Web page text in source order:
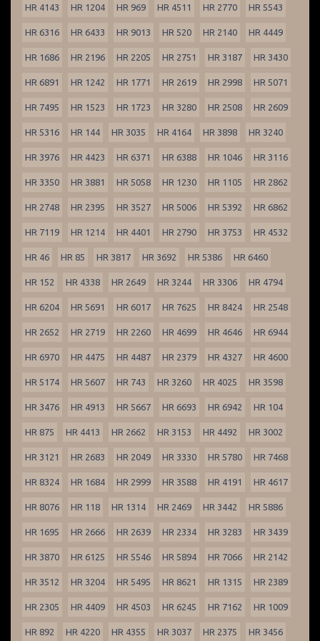
HR 4143 HR 1204 HR 969 HR 4511 HR 2770 HR 5543
HR 6316 HR 6433 HR 9013 HR 520 HR 2140 HR 4449
HR 1686 HR 2196 HR 2205 HR 2751 HR 3187 HR 3430
HR 6891 HR 1242 HR 1771 HR 2619 HR 2998 HR 5071
HR 7495 HR 1523 HR 1723 HR 3280 HR 2508 HR 2609
HR 5316 HR 144 HR 3035 HR 4164 HR 3898 HR 3240
HR 3976 HR 4423 HR 6371 HR 6388 HR 1046 HR 3116
HR 3350 HR 3881 HR 5058 HR 1230 HR 1105 HR 2862
HR 2748 HR 2395 HR 3527 HR 5006 HR 5392 HR 6862
HR 7119 HR 1214 HR 4401 HR 2790 HR 3753 HR 4532
HR 46 HR 85 HR 3817 HR 3692 HR 5386 HR 6460
HR 152 HR 4338 HR 2649 HR 3244 HR 3306 HR 4794
HR 6204 HR 5691 HR 6017 HR 7625 HR 8424 HR 2548
HR 2652 HR 2719 HR 2260 HR 4699 HR 4646 HR 6944
HR 6970 HR 4475 HR 4487 HR 2379 HR 4327 HR 4600
HR 5174 HR 5607 HR 743 HR 3260 HR 4025 HR 3598
HR 3476 HR 4913 HR 5667 HR 6693 HR 6942 HR 104
HR 875 HR 4413 HR 2662 HR 3153 HR 4492 HR 3002
HR 3121 HR 2683 HR 2049 HR 3330 HR 5780 HR 7468
HR 8324 HR 1684 HR 2999 HR 3588 HR 4191 HR 4617
HR 8076 HR 118 HR 1314 HR 2469 HR 3442 HR 5886
HR 1695 HR 2666 HR 2639 HR 2334 HR 3283 HR 3439
HR 3870 HR 6125 HR 5546 HR 5894 HR 7066 HR 2142
HR 3512 HR 3204 HR 5495 HR 8621 HR 1315 HR 2389
HR 2305 HR 4409 HR 4503 HR 6245 HR 7162 HR 1009
HR 892 HR 4220 HR 4355 HR 3037 HR 2375 HR 3456